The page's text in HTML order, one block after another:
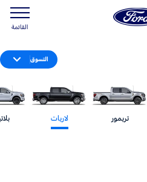
القائمة
التسوق
تريمور لاريات